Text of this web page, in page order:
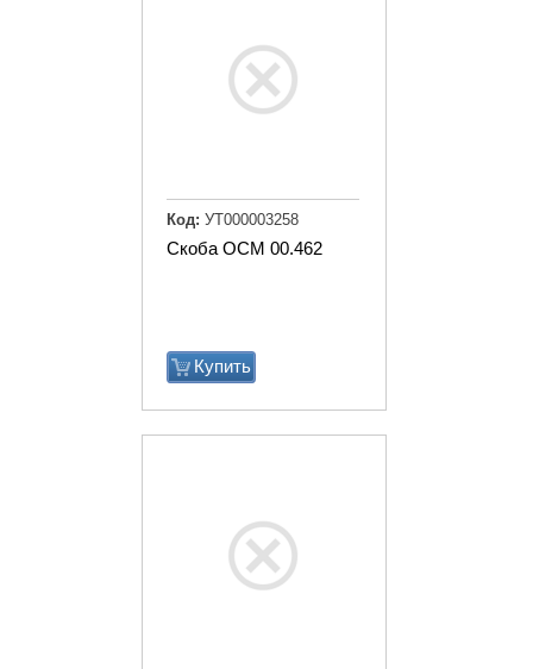
Скоба ОСМ 00.462
Купить
Код: УТ000003258